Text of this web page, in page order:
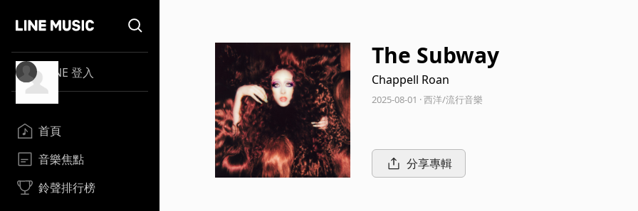
LINE 登入
首頁
音樂焦點
鈴聲排行榜
The Subway
Chappell Roan
2025-08-01 · 西洋/流行音樂
分享專輯